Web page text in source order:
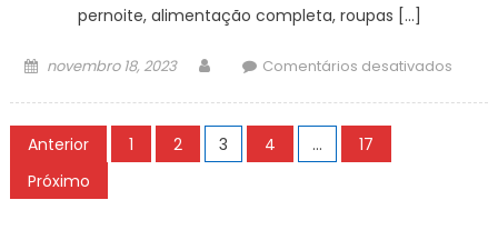
pernoite, alimentação completa, roupas […]
Posted
novembro 18, 2023 AuthorComentários desativadosem
Paginação
de
posts
Anterior 1 2 3 4 …
17
Próximo